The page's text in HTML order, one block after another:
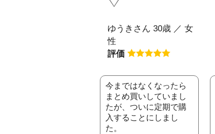
ゆうきさん 30歳 ／ 女
性
評価
今まではなくなったら
まとめ買いしていまし
たが、ついに定期で購
入することにしまし
た。